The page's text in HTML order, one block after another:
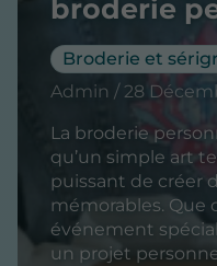
broderie
Broderie et
Admin / 28
La broderie
qu’un simple art
puissant de créer
mémorables. Que
événement
un projet